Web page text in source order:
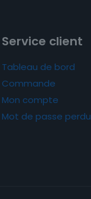
Service client
Tableau de bord
Commande
Mon compte
Mot de passe perdu